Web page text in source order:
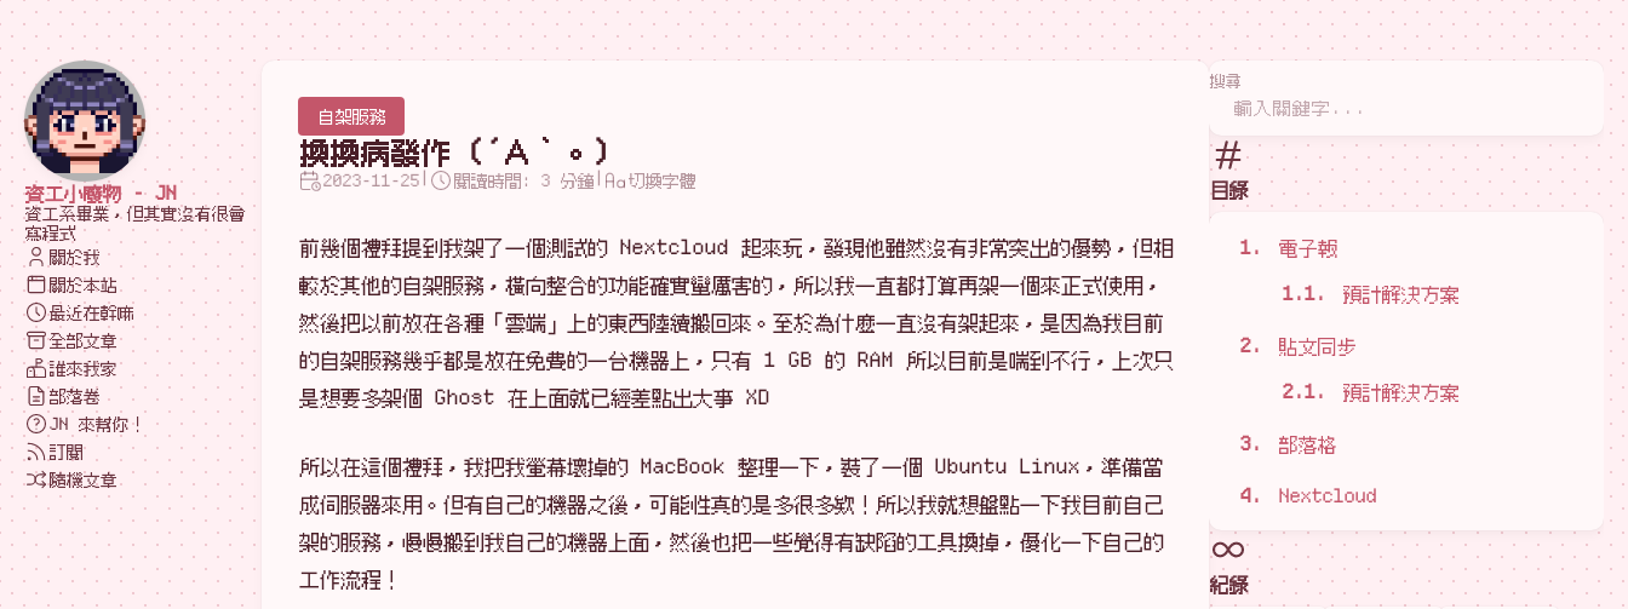
資工小廢物 - JN
資工系畢業，但其實沒有很會
寫程式
關於我
關於本站
最近在幹嘛
全部文章
誰來我家
部落卷
JN 來幫你！
訂閱
隨機文章
搜尋
目錄
電子報
預計解決方案
貼文同步
預計解決方案
部落格
Nextcloud
紀錄
自架服務
換換病發作 (´Ａ｀。)
2023-11-25| 閱讀時間: 3 分鐘| 切換字體
前幾個禮拜提到我架了一個測試的 Nextcloud 起來玩，發現他雖然沒有非常突出的優勢，但相
較於其他的自架服務，橫向整合的功能確實蠻厲害的，所以我一直都打算再架一個來正式使用，
然後把以前放在各種「雲端」上的東西陸續搬回來。至於為什麼一直沒有架起來，是因為我目前
的自架服務幾乎都是放在免費的一台機器上，只有 1 GB 的 RAM 所以目前是喘到不行，上次只
是想要多架個 Ghost 在上面就已經差點出大事 XD
所以在這個禮拜，我把我螢幕壞掉的 MacBook 整理一下，裝了一個 Ubuntu Linux，準備當
成伺服器來用。但有自己的機器之後，可能性真的是多很多欸！所以我就想盤點一下我目前自己
架的服務，慢慢搬到我自己的機器上面，然後也把一些覺得有缺陷的工具換掉，優化一下自己的
工作流程！